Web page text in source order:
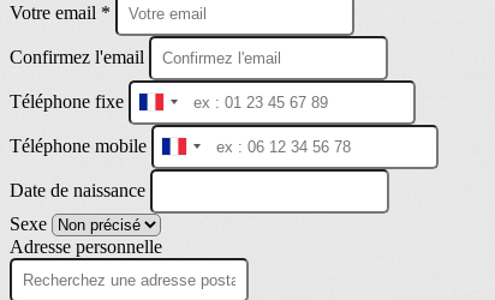
Votre email *
Confirmez l'email
Téléphone fixe
France
+33
Téléphone mobile
France
+33
Date de naissance
Sexe
Adresse personnelle